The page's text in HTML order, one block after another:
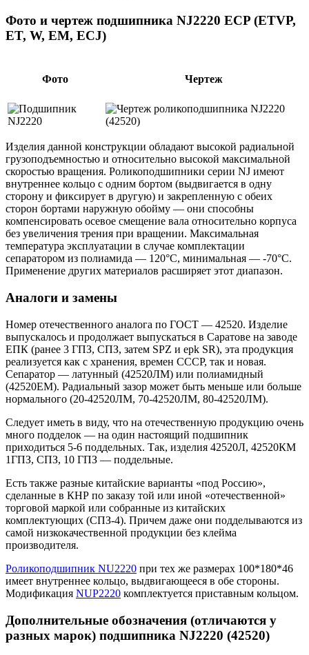
Фото и чертеж подшипника NJ2220 ECP (ETVP,
ET, W, EM, ECJ)
Фото Чертеж
Изделия данной конструкции обладают высокой радиальной
грузоподъемностью и относительно высокой максимальной
скоростью вращения. Роликоподшипники серии NJ имеют
внутреннее кольцо с одним бортом (выдвигается в одну
сторону и фиксирует в другую) и закрепленную с обеих
сторон бортами наружную обойму — они способны
компенсировать осевое смещение вала относительно корпуса
без увеличения трения при вращении. Максимальная
температура эксплуатации в случае комплектации
сепаратором из полиамида — 120°C, минимальная — -70°C.
Применение других материалов расширяет этот диапазон.
Аналоги и замены
Номер отечественного аналога по ГОСТ — 42520. Изделие
выпускалось и продолжает выпускаться в Саратове на заводе
ЕПК (ранее 3 ГПЗ, СПЗ, затем SPZ и epk SR), эта продукция
реализуется как с хранения, времен СССР, так и новая.
Сепаратор — латунный (42520ЛМ) или полиамидный
(42520ЕМ). Радиальный зазор может быть меньше или больше
нормального (20-42520ЛМ, 70-42520ЛМ, 80-42520ЛМ).
Следует иметь в виду, что на отечественную продукцию очень
много подделок — на один настоящий подшипник
приходиться 5-6 поддельных. Так, изделия 42520Л, 42520КМ
1ГПЗ, СПЗ, 10 ГПЗ — поддельные.
Есть также разные китайские варианты «под Россию»,
сделанные в КНР по заказу той или иной «отечественной»
торговой маркой или собранные из китайских
комплектующих (СПЗ-4). Причем даже они подделываются из
самой низкокачественной продукции без клейма
производителя.
Роликоподшипник NU2220 при тех же размерах 100*180*46
имеет внутреннее кольцо, выдвигающееся в обе стороны.
Модификация NUP2220 комплектуется приставным кольцом.
Дополнительные обозначения (отличаются у
разных марок) подшипника NJ2220 (42520)